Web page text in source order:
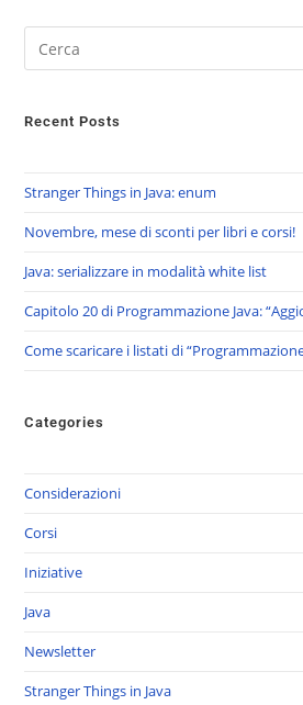
Recent Posts
Stranger Things in Java: enum
Novembre, mese di sconti per libri e corsi!
Java: serializzare in modalità white list
Capitolo 20 di Programmazione Java:
Come scaricare i listati di “Programmazione
Categories
Considerazioni
Corsi
Iniziative
Java
Newsletter
Stranger Things in Java